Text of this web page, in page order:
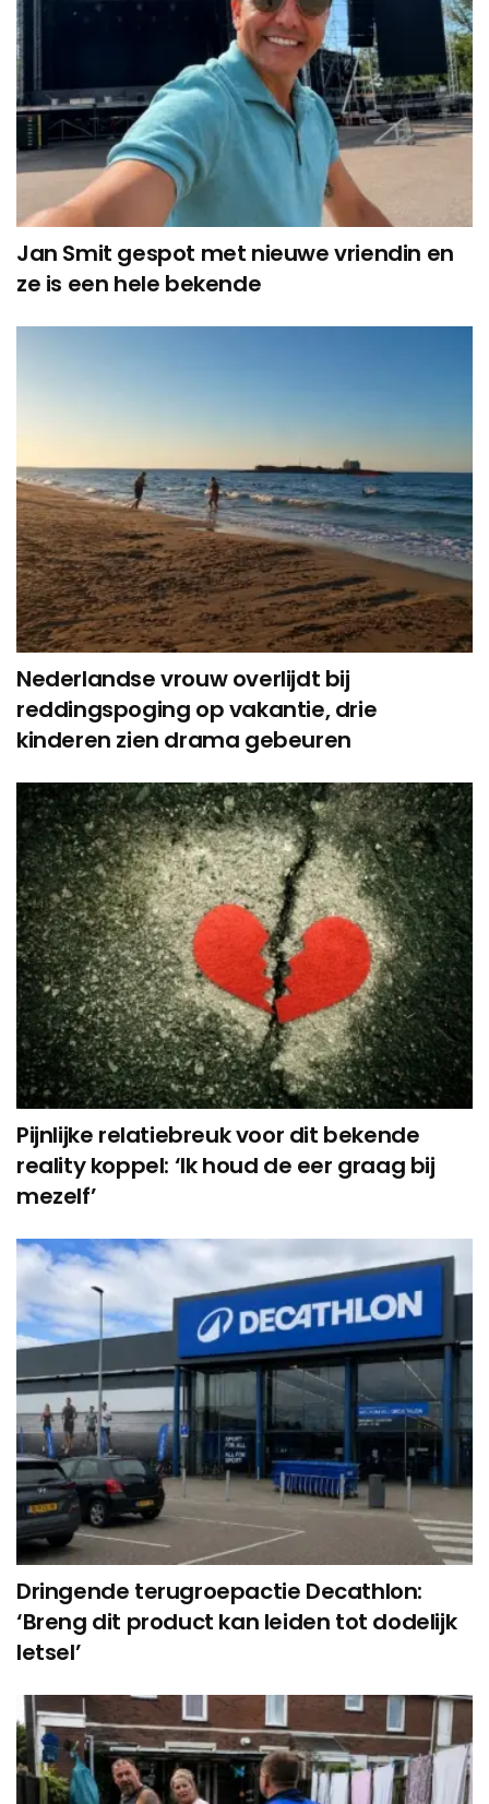
Jan Smit gespot met nieuwe vriendin en
ze is een hele bekende
Nederlandse vrouw overlijdt bij
reddingspoging op vakantie, drie
kinderen zien drama gebeuren
Pijnlijke relatiebreuk voor dit bekende
reality koppel: ‘Ik houd de eer graag bij
mezelf’
Dringende terugroepactie Decathlon:
‘Breng dit product kan leiden tot dodelijk
letsel’